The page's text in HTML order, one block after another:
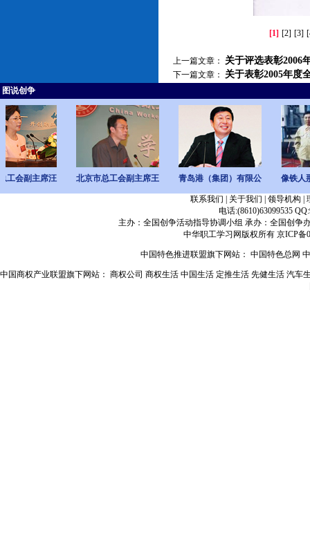
[1] [2] [3]
上一篇文章： 关于评选表彰2006
下一篇文章： 关于表彰2005年度
图说创争
席汪 北京市总工会副主席王 青岛港（集团）有限公 像铁人那样奉
联系我们 关于我们 领导机构
电话:(8610)63099535
主办：全国创争活动指导协调小组 承办：全国创争
中华职工学习网版权所有 京ICP备
中国特色推进联盟旗下网站： 中国特色总网
中国商权产业联盟旗下网站： 商权公司 商权生活 中国生活 定推生活 先健生活 汽车